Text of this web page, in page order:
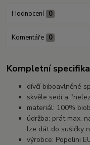
Hodnocení 0
Komentáře 0
Kompletní
dívčí biboavlněné
skvěle sedí a
materiál: 100%
údržba: prát max.
lze dát do sušičky
výrobce: Popolini